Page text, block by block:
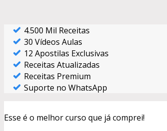
4.500 Mil Receitas
30 Vídeos Aulas
12 Apostilas Exclusivas
Receitas Atualizadas
Receitas Premium
Suporte no WhatsApp
Esse é o melhor curso que já comprei!